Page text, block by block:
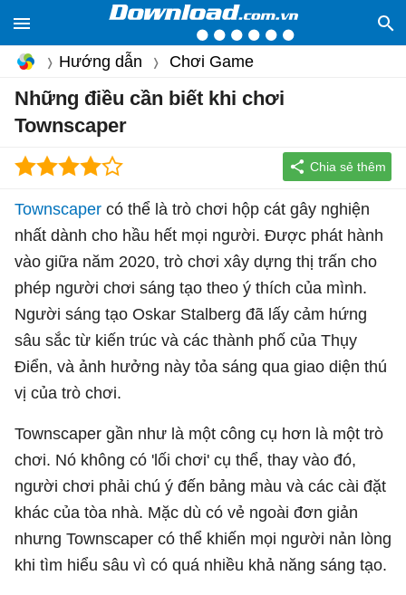
Hướng dẫn Chơi Game
Những điều cần biết khi chơi
Townscaper
Townscaper có thể là trò chơi hộp cát gây nghiện
nhất dành cho hầu hết mọi người. Được phát hành
vào giữa năm 2020, trò chơi xây dựng thị trấn cho
phép người chơi sáng tạo theo ý thích của mình.
Người sáng tạo Oskar Stalberg đã lấy cảm hứng
sâu sắc từ kiến trúc và các thành phố của Thụy
Điển, và ảnh hưởng này tỏa sáng qua giao diện thú
vị của trò chơi.
Townscaper gần như là một công cụ hơn là một trò
chơi. Nó không có 'lối chơi' cụ thể, thay vào đó,
người chơi phải chú ý đến bảng màu và các cài đặt
khác của tòa nhà. Mặc dù có vẻ ngoài đơn giản
nhưng Townscaper có thể khiến mọi người nản lòng
khi tìm hiểu sâu vì có quá nhiều khả năng sáng tạo.